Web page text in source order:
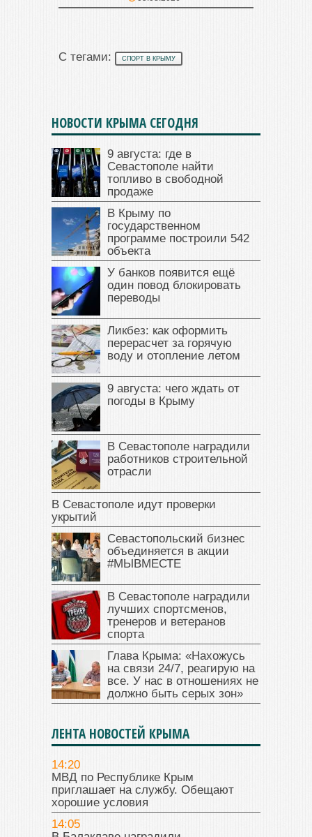
С тегами: СПОРТ В КРЫМУ
НОВОСТИ КРЫМА СЕГОДНЯ
9 августа: где в
Севастополе найти
топливо в свободной
продаже
В Крыму по
государственном
программе построили 542
объекта
У банков появится ещё
один повод блокировать
переводы
Ликбез: как оформить
перерасчет за горячую
воду и отопление летом
9 августа: чего ждать от
погоды в Крыму
В Севастополе наградили
работников строительной
отрасли
В Севастополе идут проверки
укрытий
Севастопольский бизнес
объединяется в акции
#МЫВМЕСТЕ
В Севастополе наградили
лучших спортсменов,
тренеров и ветеранов
спорта
Глава Крыма: «Нахожусь
на связи 24/7, реагирую на
все. У нас в отношениях не
должно быть серых зон»
ЛЕНТА НОВОСТЕЙ КРЫМА
14:20
МВД по Республике Крым
приглашает на службу. Обещают
хорошие условия
14:05